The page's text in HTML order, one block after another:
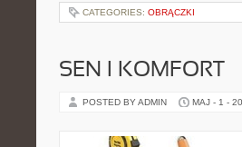
CATEGORIES: OBRĄCZKI
SEN I KOMFORT
POSTED BY ADMIN MAJ - 1 -